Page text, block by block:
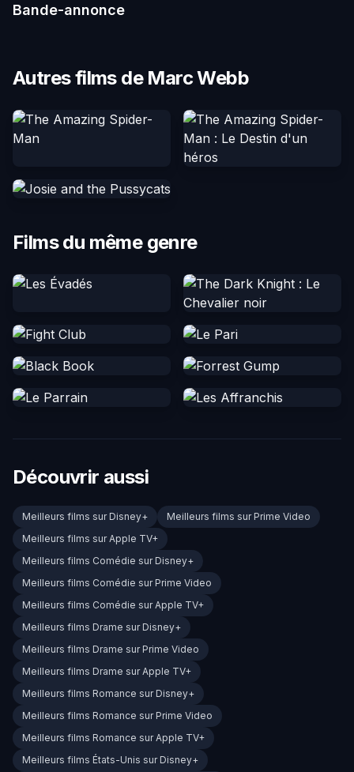
Bande-annonce
Autres films de Marc Webb
Films du même genre
Découvrir aussi
Meilleurs films sur Disney+
Meilleurs films sur Prime Video
Meilleurs films sur Apple TV+
Meilleurs films Comédie sur Disney+
Meilleurs films Comédie sur Prime Video
Meilleurs films Comédie sur Apple TV+
Meilleurs films Drame sur Disney+
Meilleurs films Drame sur Prime Video
Meilleurs films Drame sur Apple TV+
Meilleurs films Romance sur Disney+
Meilleurs films Romance sur Prime Video
Meilleurs films Romance sur Apple TV+
Meilleurs films États-Unis sur Disney+